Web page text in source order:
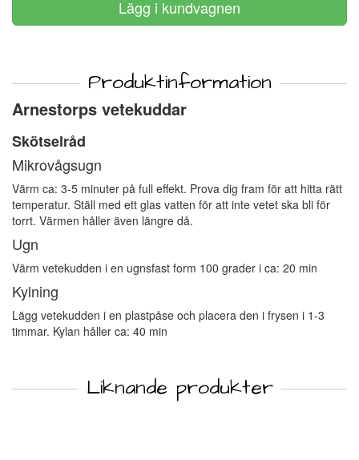
Produktinformation
Arnestorps vetekuddar
Skötselråd
Mikrovågsugn
Värm ca: 3-5 minuter på full effekt. Prova dig fram för att hitta rätt
temperatur. Ställ med ett glas vatten för att inte vetet ska bli för
torrt. Värmen håller även längre då.
Ugn
Värm vetekudden i en ugnsfast form 100 grader i ca: 20 min
Kylning
Lägg vetekudden i en plastpåse och placera den i frysen i 1-3
timmar. Kylan håller ca: 40 min
Liknande produkter